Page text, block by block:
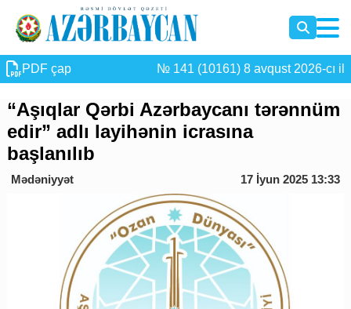
PDF çap № 141 (10161) 8 avqust 2026-cı il
“Aşıqlar Qərbi Azərbaycanı tərənnüm
edir” adlı layihənin icrasına
başlanılıb
Mədəniyyət 17 İyun 2025 13:33